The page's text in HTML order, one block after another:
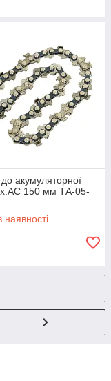
акумуляторної
150 мм ТА-05-